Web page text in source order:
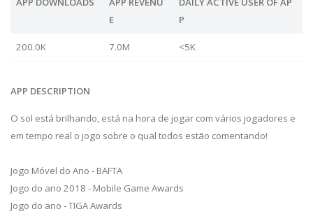
E
P
200.0K 7.0M <5K
APP DESCRIPTION
O sol está brilhando, está na hora de jogar com vários jogadores e
em tempo real o jogo sobre o qual todos estão comentando!
Jogo Móvel do Ano - BAFTA
Jogo do ano 2018 - Mobile Game Awards
Jogo do ano - TIGA Awards